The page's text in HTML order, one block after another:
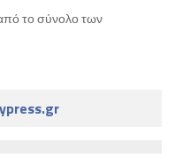
το σύνολο των